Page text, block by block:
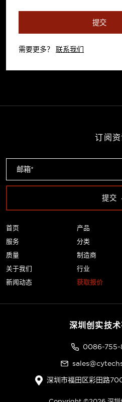
提交
需要更多？ 联系我们
首页
服务
质量
关于我们
新闻动态
产品
分类
制造商
行业
获取报价
订阅
提交
深圳创实技
0086-755-
深圳市福田区彩田路